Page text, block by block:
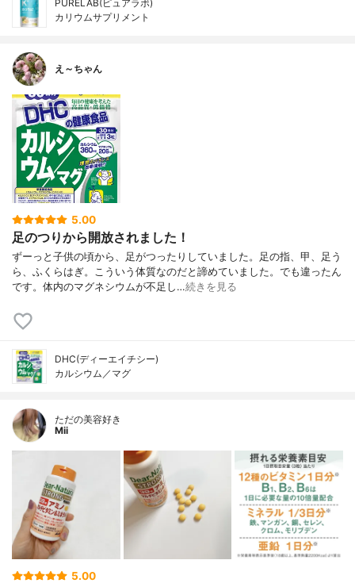
PURELAB(ピュアラボ)
カリウムサプリメント
え～ちゃん
5.00
足のつりから開放されました！
ずーっと子供の頃から、足がつったりしていました。足の指、甲、足う
ら、ふくらはぎ。こういう体質なのだと諦めていました。でも違ったん
です。体内のマグネシウムが不足し…続きを見る
DHC(ディーエイチシー)
カルシウム／マグ
ただの美容好き
Mii
5.00